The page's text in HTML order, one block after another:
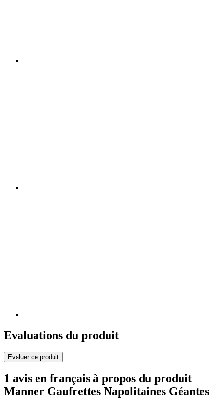
Evaluations du produit
Evaluer ce produit
1 avis en français à propos du produit
Manner Gaufrettes Napolitaines Géantes